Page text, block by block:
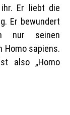
Er liebt die
Er bewundert
nur seinen
Homo sapiens.
also „Homo